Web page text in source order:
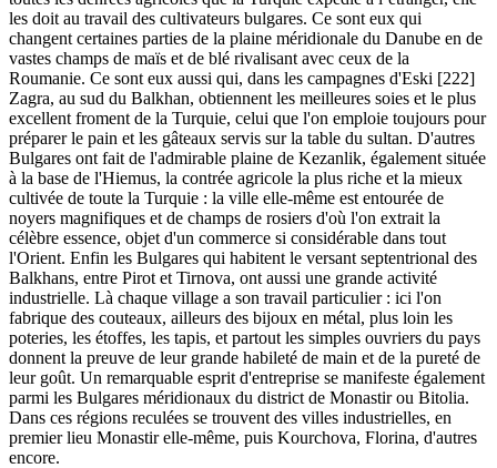
les doit au travail des cultivateurs bulgares. Ce sont eux qui
changent certaines parties de la plaine méridionale du Danube en de
vastes champs de maïs et de blé rivalisant avec ceux de la
Roumanie. Ce sont eux aussi qui, dans les campagnes d'Eski [222]
Zagra, au sud du Balkhan, obtiennent les meilleures soies et le plus
excellent froment de la Turquie, celui que l'on emploie toujours pour
préparer le pain et les gâteaux servis sur la table du sultan. D'autres
Bulgares ont fait de l'admirable plaine de Kezanlik, également située
à la base de l'Hiemus, la contrée agricole la plus riche et la mieux
cultivée de toute la Turquie : la ville elle-même est entourée de
noyers magnifiques et de champs de rosiers d'où l'on extrait la
célèbre essence, objet d'un commerce si considérable dans tout
l'Orient. Enfin les Bulgares qui habitent le versant septentrional des
Balkhans, entre Pirot et Tirnova, ont aussi une grande activité
industrielle. Là chaque village a son travail particulier : ici l'on
fabrique des couteaux, ailleurs des bijoux en métal, plus loin les
poteries, les étoffes, les tapis, et partout les simples ouvriers du pays
donnent la preuve de leur grande habileté de main et de la pureté de
leur goût. Un remarquable esprit d'entreprise se manifeste également
parmi les Bulgares méridionaux du district de Monastir ou Bitolia.
Dans ces régions reculées se trouvent des villes industrielles, en
premier lieu Monastir elle-même, puis Kourchova, Florina, d'autres
encore.